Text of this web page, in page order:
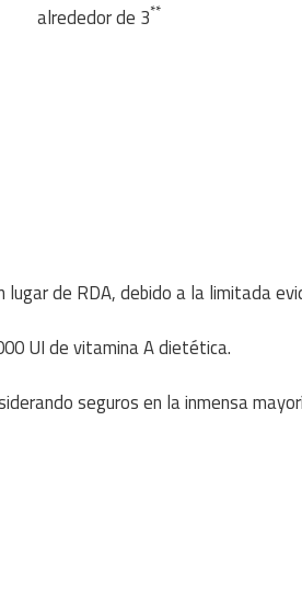
3**
de RDA, debido a la limitada
UI de vitamina A dietética.
seguros en la inmensa